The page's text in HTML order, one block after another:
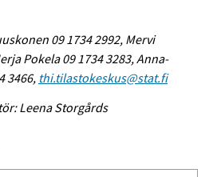
09 1734 2992, Mervi
Pokela 09 1734 3283, Anna-
3466, thi.tilastokeskus@stat.fi
Leena Storgårds